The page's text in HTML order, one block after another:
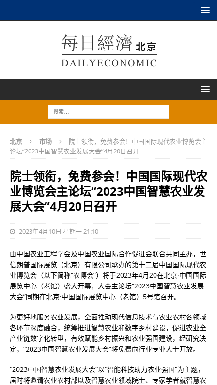
北京 市场
院士领衔，免费参会！中国国际现代农业博览会主
论坛“2023中国智慧农业发展大会”4月20日召开
院士领衔，免费参会！中国国际现代农
业博览会主论坛“2023中国智慧农业发
展大会”4月20日召开
2023年4月10日 星期一 21:10
由中国农业工程学会及中国农业国际合作促进会联合共同主办，世
信朗普国际展览（北京）有限公司承办的第十二届中国国际现代农
业博览会（以下简称“农博会”）将于2023年4月20在北京·中国国际
展览中心（老馆）盛大开幕，大会主论坛“2023中国智慧农业发展
大会”同期在北京·中国国际展览中心（老馆）5号馆召开。
为更好地服务农业发展，全面推动现代信息技术与农业农村各领域
各环节深度融合，统筹推进智慧农业和数字乡村建设，促进农业全
产业链数字化转型，有效赋能乡村振兴和农业强国建设，经研究决
定，“2023中国智慧农业发展大会”将免费向行业专业人士开放。
“2023中国智慧农业发展大会”以“智能科技助力农业强国”为主题，
届时将邀请农业农村部以及智慧农业领域院士、专家学者就智慧农